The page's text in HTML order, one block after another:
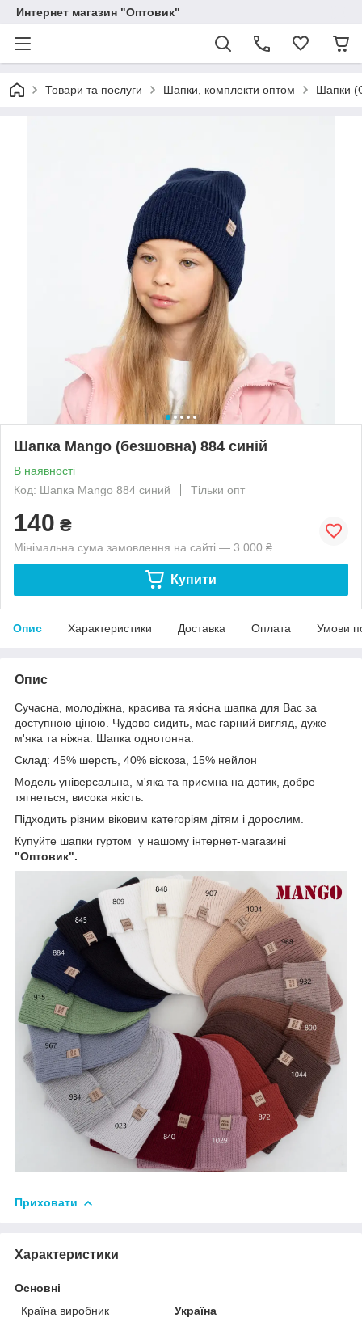
Интернет магазин "Оптовик"
Товари та послуги Шапки, комплекти оптом Шапки
Шапка Mango (безшовна) 884 синій
В наявності
Код: Шапка Mango 884 синий
Тільки опт
140 ₴
Мінімальна сума замовлення на сайті — 3 000 ₴
Купити
Опис Характеристики Доставка Оплата Умови
Опис
Сучасна, молодіжна, красива та якісна шапка для Вас за
доступною ціною. Чудово сидить, має гарний вигляд, дуже
м'яка та ніжна. Шапка однотонна.
Склад: 45% шерсть, 40% віскоза, 15% нейлон
Модель універсальна, м'яка та приємна на дотик, добре
тягнеться, висока якість.
Підходить різним віковим категоріям дітям і дорослим.
Купуйте шапки гуртом у нашому інтернет-магазині
"Оптовик".
Приховати
Характеристики
Основні
Країна виробник
Україна